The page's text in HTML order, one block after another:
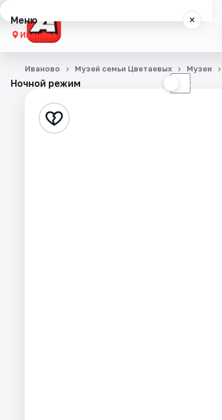
Меню ×
Иваново
Концерты
Стендап
Ночной режим ☾
Иваново Музей семьи Цветаевых Музеи